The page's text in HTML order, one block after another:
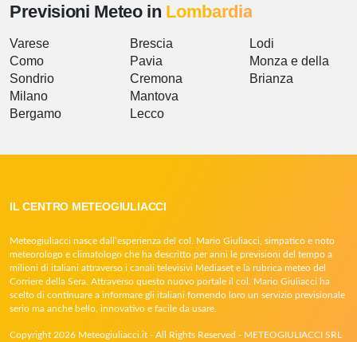
Previsioni Meteo in Lombardia
Varese
Como
Sondrio
Milano
Bergamo
Brescia
Pavia
Cremona
Mantova
Lecco
Lodi
Monza e della
Brianza
IL CENTRO METEOGIULIACCI
Meteogiuliacci nasce dall’esperienza del col. Mario Giuliacci, simpatico e noto
meteorologo e climatologo che ha descritto per anni le previsioni del tempo a
milioni di italiani attraverso i canali televisivi Mediaset e la rubrica meteo del
Corriere della Sera. Attraverso questo nuovo portale il col. Mario Giuliacci ha
scelto di continuare a informare gli italiani fornendo loro un servizio previsionale
serio ma anche bello, innovativo e facile da usare.
Copyright 2026 Meteogiuliacci.it - All Rights Reserved - METEOGIULIACCI SRL